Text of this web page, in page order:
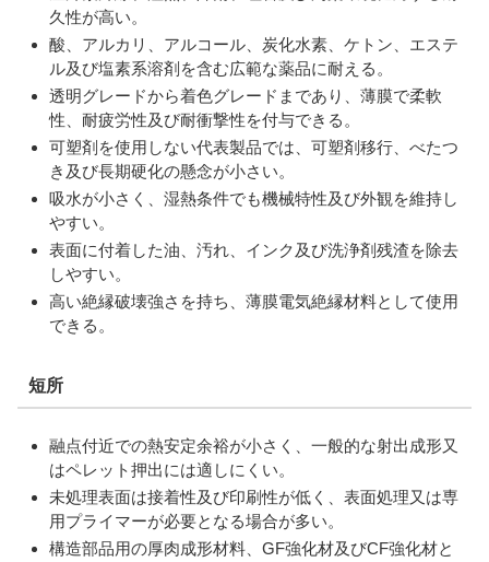
久性が高い。
酸、アルカリ、アルコール、炭化水素、ケトン、エステ
ル及び塩素系溶剤を含む広範な薬品に耐える。
透明グレードから着色グレードまであり、薄膜で柔軟
性、耐疲労性及び耐衝撃性を付与できる。
可塑剤を使用しない代表製品では、可塑剤移行、べたつ
き及び長期硬化の懸念が小さい。
吸水が小さく、湿熱条件でも機械特性及び外観を維持し
やすい。
表面に付着した油、汚れ、インク及び洗浄剤残渣を除去
しやすい。
高い絶縁破壊強さを持ち、薄膜電気絶縁材料として使用
できる。
短所
融点付近での熱安定余裕が小さく、一般的な射出成形又
はペレット押出には適しにくい。
未処理表面は接着性及び印刷性が低く、表面処理又は専
用プライマーが必要となる場合が多い。
構造部品用の厚肉成形材料、GF強化材及びCF強化材と